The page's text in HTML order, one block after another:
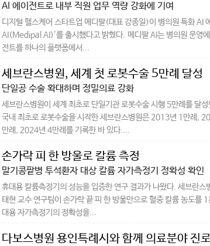
AI 에이전트로 내부 직원 업무 역량 강화에 기여
디지털 헬스케어 스타트업 메디팔(대표 강종일)이 병의원 특화 AI
AI(Medipal AI)’를 출시했다고 밝혔다. 메디팔 AI는 병의원 운영에
전트를 하나의 플랫폼에서...
세브란스병원, 세계 첫 로봇수술 5만례 달성
단일공 수술 확대하며 정밀의료 강화
세브란스병원이 세계 최초로 단일기관 로봇수술 시행 5만례를 달
국내 최초로 로봇수술을 시작한 세브란스병원은 2013년 1만례,
만례, 2024년 4만례를 기록한 바 있다....
손가락 피 한 방울로 칼륨 측정
말기콩팥병 투석환자 대상 칼륨 자가측정기 정확성 확인
휴대용 칼륨측정기의 성능을 입증한 연구 결과가 나왔다. 세브란스
태현 교수 연구팀이 손가락 끝 피 한 방울만으로 혈중 칼륨 농도를
대용 자가측정기의 정확성을...
다보스병원 용인특례시와 함께 의료분야 진